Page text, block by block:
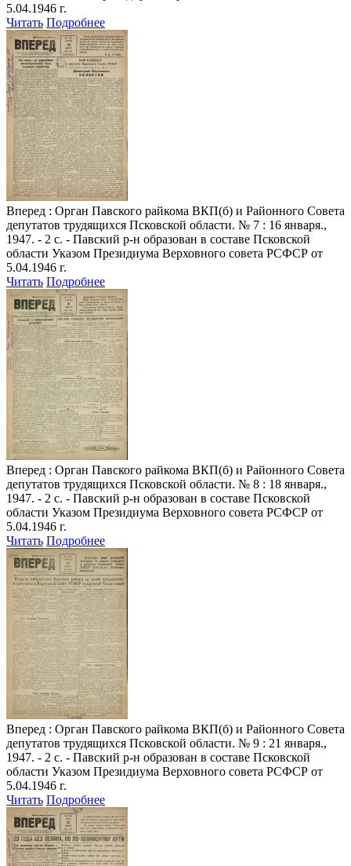
5.04.1946 г.
Читать Подробнее
Вперед : Орган Павского райкома ВКП(б) и Районного Совета
депутатов трудящихся Псковской области. № 7 : 16 января.,
1947. - 2 с. - Павский р-н образован в составе Псковской
области Указом Президиума Верховного совета РСФСР от
5.04.1946 г.
Читать Подробнее
Вперед : Орган Павского райкома ВКП(б) и Районного Совета
депутатов трудящихся Псковской области. № 8 : 18 января.,
1947. - 2 с. - Павский р-н образован в составе Псковской
области Указом Президиума Верховного совета РСФСР от
5.04.1946 г.
Читать Подробнее
Вперед : Орган Павского райкома ВКП(б) и Районного Совета
депутатов трудящихся Псковской области. № 9 : 21 января.,
1947. - 2 с. - Павский р-н образован в составе Псковской
области Указом Президиума Верховного совета РСФСР от
5.04.1946 г.
Читать Подробнее